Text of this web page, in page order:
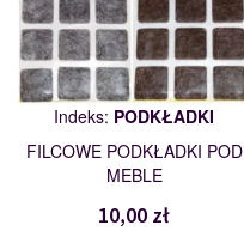
Indeks: PODKŁADKI
FILCOWE PODKŁADKI POD
MEBLE
10,00 zł